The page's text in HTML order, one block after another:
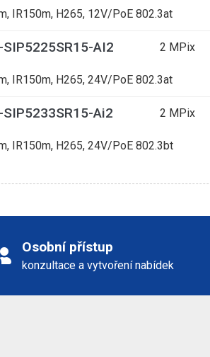
IR150m, H265, 12V/PoE 802.3at
SIP5225SR15-AI2 2 MPix
IR150m, H265, 24V/PoE 802.3at
SIP5233SR15-Ai2 2 MPix
IR150m, H265, 24V/PoE 802.3bt
Osobní přístup
konzultace a vytvoření nabídek